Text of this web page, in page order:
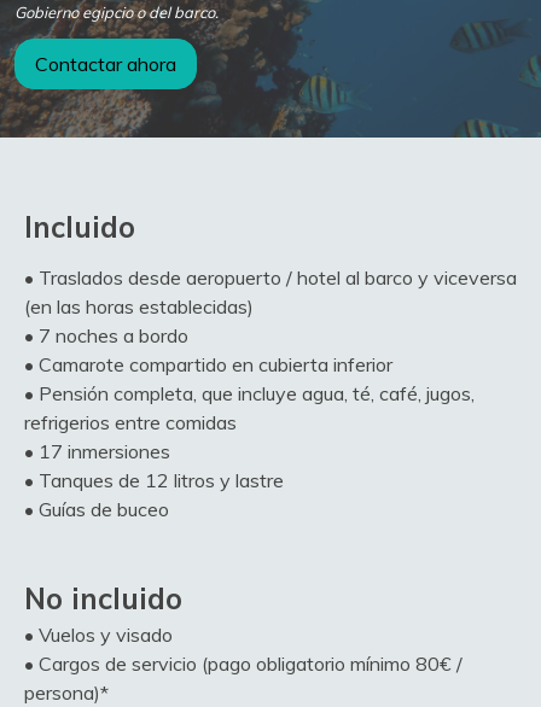
Gobierno egipcio o del barco.
Contactar ahora
Incluido
• Traslados desde aeropuerto / hotel al barco y viceversa
(en las horas establecidas)
• 7 noches a bordo
• Camarote compartido en cubierta inferior
• Pensión completa, que incluye agua, té, café, jugos,
refrigerios entre comidas
• 17 inmersiones
• Tanques de 12 litros y lastre
• Guías de buceo
No incluido
• Vuelos y visado
• Cargos de servicio (pago obligatorio mínimo 80€ /
persona)*